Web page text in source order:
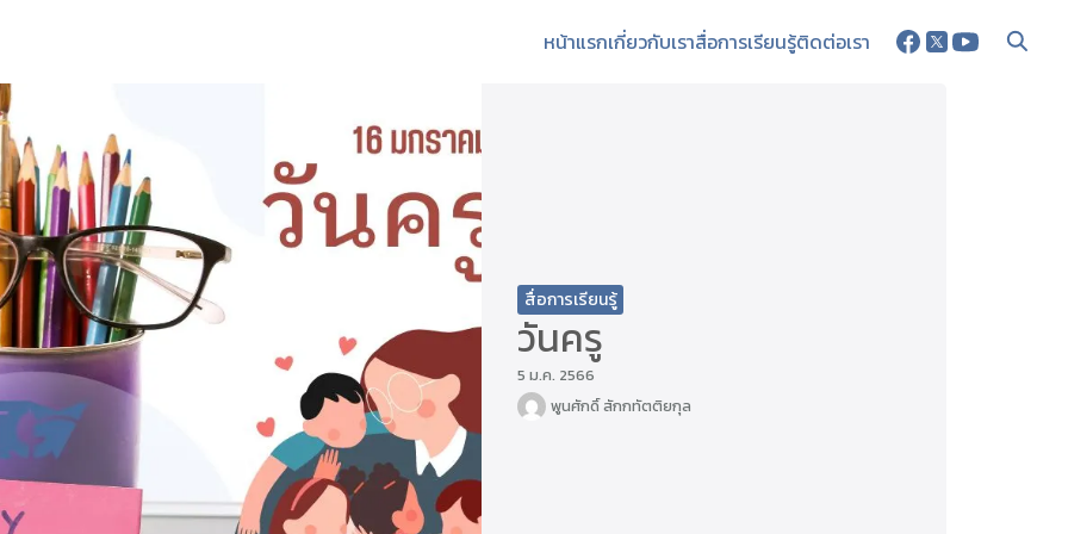
หน้าแรกเกี่ยวกับเราสื่อการเรียนรู้ติดต่อเรา
สื่อการเรียนรู้
วันครู
5 ม.ค. 2566
พูนศักดิ์ สักกทัตติยกุล